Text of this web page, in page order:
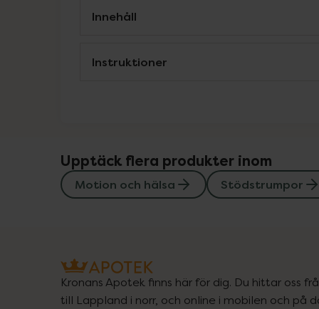
Innehåll
Instruktioner
Upptäck flera produkter inom
Motion och hälsa Stödstrumpor
Kronans Apotek finns här för dig. Du hittar oss
till Lappland i norr, och online i mobilen och på